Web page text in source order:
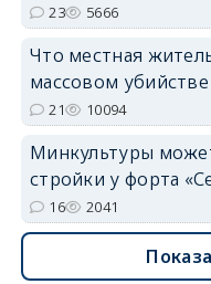
23 5666
Что местная
массовом
21 10094
Минкультуры
стройки у форта
16 2041